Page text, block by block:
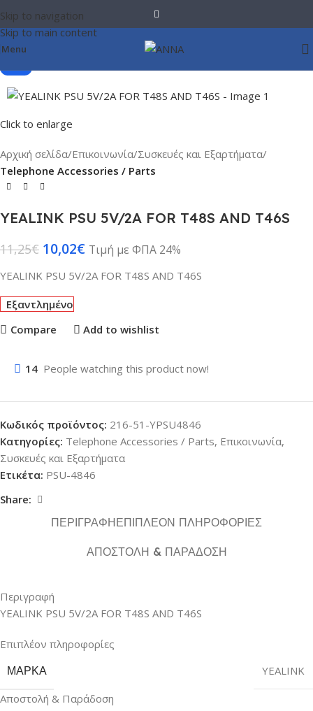
Skip to navigation
Skip to main content
Menu
Click to enlarge
Αρχική σελίδα Επικοινωνία Συσκευές και Εξαρτήματα
Telephone Accessories / Parts
YEALINK PSU 5V/2A FOR T48S AND T46S
11,25€ 10,02€ Τιμή με ΦΠΑ 24%
YEALINK PSU 5V/2A FOR T48S AND T46S
Εξαντλημένο
Compare
Add to wishlist
14 People watching this product now!
Κωδικός προϊόντος: 216-51-YPSU4846
Κατηγορίες: Telephone Accessories / Parts, Επικοινωνία,
Συσκευές και Εξαρτήματα
Ετικέτα: PSU-4846
Share:
ΠΕΡΙΓΡΑΦΉΕΠΙΠΛΈΟΝ ΠΛΗΡΟΦΟΡΊΕΣ
ΑΠΟΣΤΟΛΉ & ΠΑΡΆΔΟΣΗ
Περιγραφή
YEALINK PSU 5V/2A FOR T48S AND T46S
Επιπλέον πληροφορίες
ΜΆΡΚΑ
YEALINK
Αποστολή & Παράδοση